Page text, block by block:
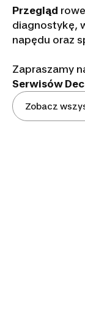
Przegląd
diagnostykę,
napędu oraz
Zapraszamy
Serwisów
Zobacz